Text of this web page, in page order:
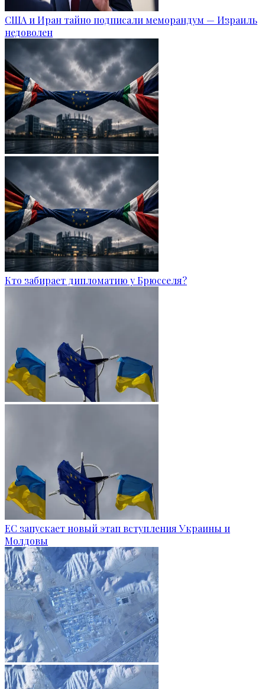
США и Иран тайно подписали меморандум — Израиль
недоволен
Кто забирает дипломатию у Брюсселя?
ЕС запускает новый этап вступления Украины и
Молдовы